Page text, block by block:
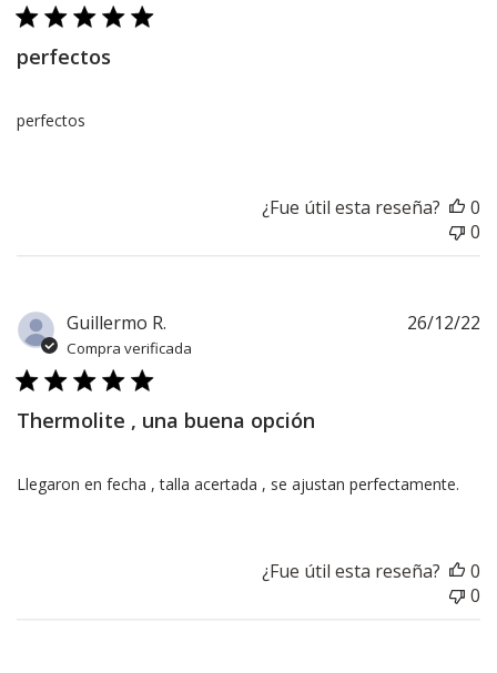
perfectos
perfectos
¿Fue útil esta reseña?
0
0
Guillermo R.
Compra verificada
Thermolite , una buena opción
Llegaron en fecha , talla acertada , se ajustan perfectamente.
26/12/22
¿Fue útil esta reseña?
0
0